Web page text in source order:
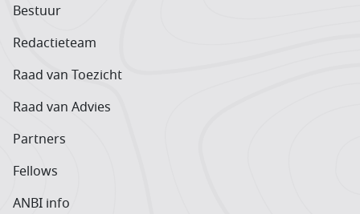
Bestuur
Redactieteam
Raad van Toezicht
Raad van Advies
Partners
Fellows
ANBI info